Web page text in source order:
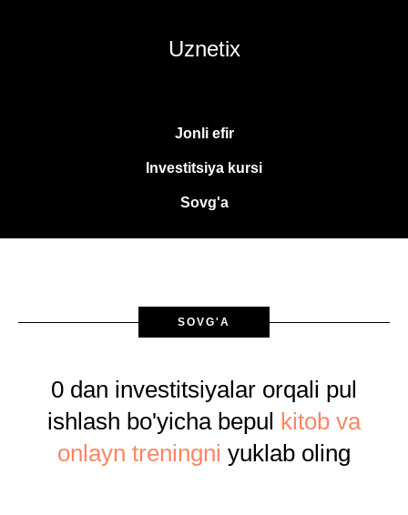
Uznetix
Jonli efir
Investitsiya kursi
Sovg'a
SOVG'A
0 dan investitsiyalar orqali pul
ishlash bo'yicha bepul kitob va
onlayn treningni yuklab oling